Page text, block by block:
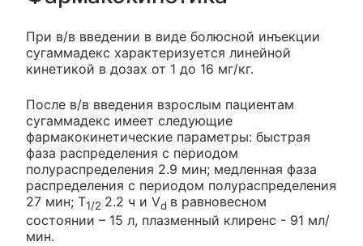
При в/в введении в виде болюсной инъекции
сугаммадекс характеризуется линейной
кинетикой в дозах от 1 до 16 мг/кг.
После в/в введения взрослым пациентам
сугаммадекс имеет следующие
фармакокинетические параметры: быстрая
фаза распределения с периодом
полураспределения 2.9 мин; медленная фаза
распределения с периодом полураспределения
27 мин; T1/2 2.2 ч и Vd в равновесном
состоянии – 15 л, плазменный клиренс - 91 мл/
мин.